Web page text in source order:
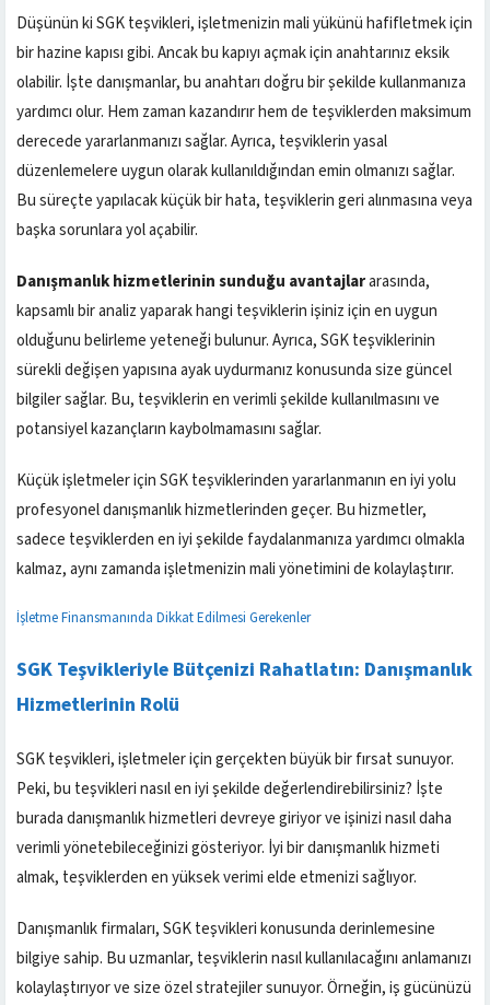
Düşünün ki SGK teşvikleri, işletmenizin mali yükünü hafifletmek için
bir hazine kapısı gibi. Ancak bu kapıyı açmak için anahtarınız eksik
olabilir. İşte danışmanlar, bu anahtarı doğru bir şekilde kullanmanıza
yardımcı olur. Hem zaman kazandırır hem de teşviklerden maksimum
derecede yararlanmanızı sağlar. Ayrıca, teşviklerin yasal
düzenlemelere uygun olarak kullanıldığından emin olmanızı sağlar.
Bu süreçte yapılacak küçük bir hata, teşviklerin geri alınmasına veya
başka sorunlara yol açabilir.
Danışmanlık hizmetlerinin sunduğu avantajlararasında,
kapsamlı bir analiz yaparak hangi teşviklerin işiniz için en uygun
olduğunu belirleme yeteneği bulunur. Ayrıca, SGK teşviklerinin
sürekli değişen yapısına ayak uydurmanız konusunda size güncel
bilgiler sağlar. Bu, teşviklerin en verimli şekilde kullanılmasını ve
potansiyel kazançların kaybolmamasını sağlar.
Küçük işletmeler için SGK teşviklerinden yararlanmanın en iyi yolu
profesyonel danışmanlık hizmetlerinden geçer. Bu hizmetler,
sadece teşviklerden en iyi şekilde faydalanmanıza yardımcı olmakla
kalmaz, aynı zamanda işletmenizin mali yönetimini de kolaylaştırır.
İşletme Finansmanında Dikkat Edilmesi Gerekenler
SGK Teşvikleriyle Bütçenizi Rahatlatın: Danışmanlık
Hizmetlerinin Rolü
SGK teşvikleri, işletmeler için gerçekten büyük bir fırsat sunuyor.
Peki, bu teşvikleri nasıl en iyi şekilde değerlendirebilirsiniz? İşte
burada danışmanlık hizmetleri devreye giriyor ve işinizi nasıl daha
verimli yönetebileceğinizi gösteriyor. İyi bir danışmanlık hizmeti
almak, teşviklerden en yüksek verimi elde etmenizi sağlıyor.
Danışmanlık firmaları, SGK teşvikleri konusunda derinlemesine
bilgiye sahip. Bu uzmanlar, teşviklerin nasıl kullanılacağını anlamanızı
kolaylaştırıyor ve size özel stratejiler sunuyor. Örneğin, iş gücünüzü